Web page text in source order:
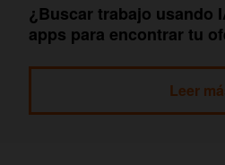
¿Buscar trabajo usando
apps para encontrar tu
Leer